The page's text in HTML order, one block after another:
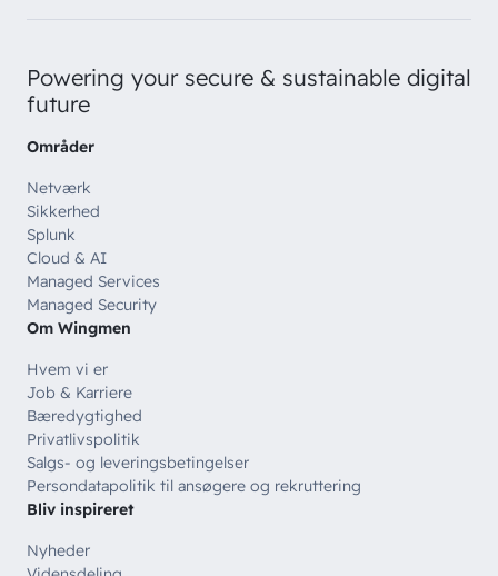
Powering your secure & sustainable digital
future
Områder
Netværk
Sikkerhed
Splunk
Cloud & AI
Managed Services
Managed Security
Om Wingmen
Hvem vi er
Job & Karriere
Bæredygtighed
Privatlivspolitik
Salgs- og leveringsbetingelser
Persondatapolitik til ansøgere og rekruttering
Bliv inspireret
Nyheder